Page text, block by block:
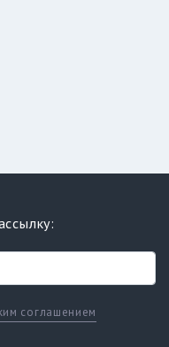
соглашением